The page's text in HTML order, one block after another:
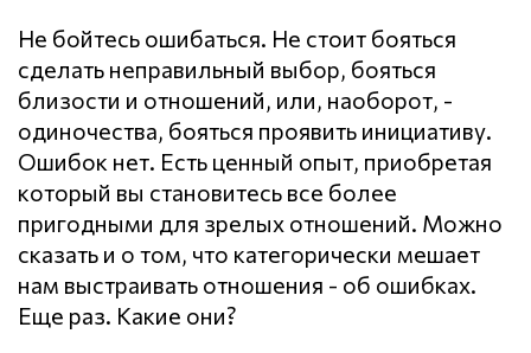
Не бойтесь ошибаться. Не стоит бояться
сделать неправильный выбор, бояться
близости и отношений, или, наоборот, -
одиночества, бояться проявить инициативу.
Ошибок нет. Есть ценный опыт, приобретая
который вы становитесь все более
пригодными для зрелых отношений. Можно
сказать и о том, что категорически мешает
нам выстраивать отношения - об ошибках.
Еще раз. Какие они?